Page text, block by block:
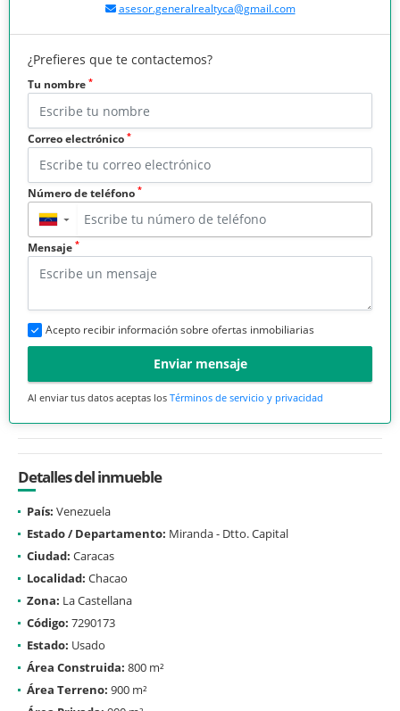
asesor.generalrealtyca@gmail.com
¿Prefieres que te contactemos?
Tu nombre *
Correo electrónico *
Número de teléfono *
▼
Mensaje *
Acepto recibir información sobre ofertas inmobiliarias
Enviar mensaje
Al enviar tus datos aceptas los Términos de servicio y privacidad
Detalles del inmueble
País: Venezuela
Estado / Departamento: Miranda - Dtto. Capital
Ciudad: Caracas
Localidad: Chacao
Zona: La Castellana
Código: 7290173
Estado: Usado
Área Construida: 800 m²
Área Terreno: 900 m²